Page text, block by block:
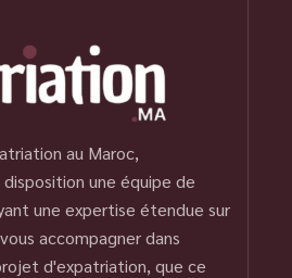
au Maroc,
une équipe de
une expertise étendue sur
accompagner dans
d'expatriation, que ce